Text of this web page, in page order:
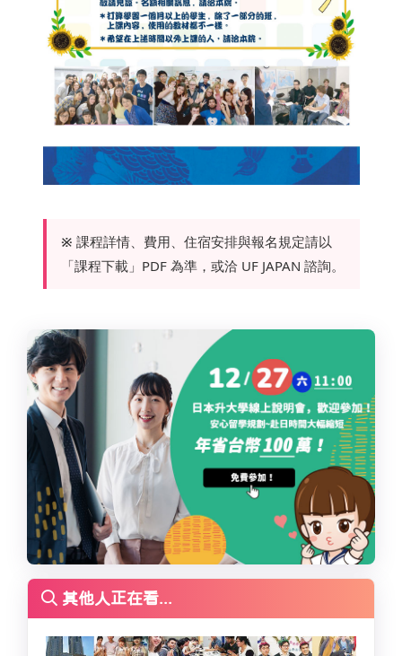
※ 課程詳情、費用、住宿安排與報名規定請以
「課程下載」PDF 為準，或洽 UF JAPAN 諮詢。
其他人正在看...